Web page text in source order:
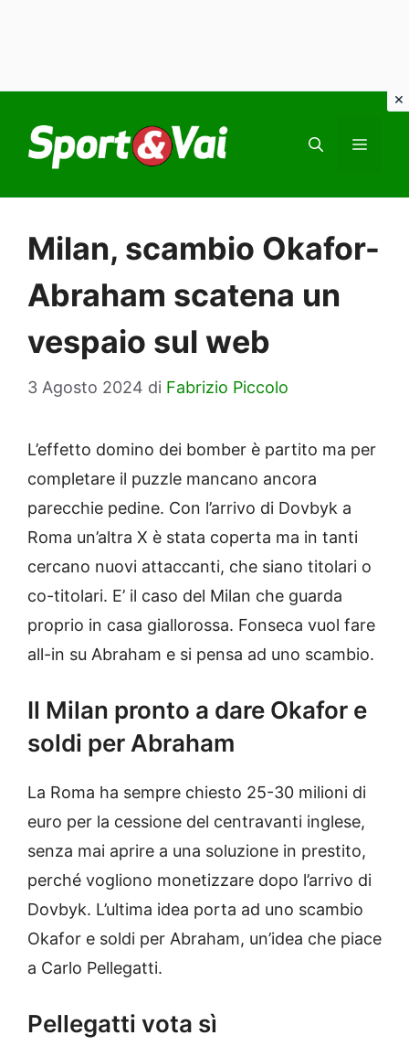
contenuto
Milan, scambio Okafor-
Abraham scatena un
vespaio sul web
3 Agosto 2024 di Fabrizio Piccolo
L’effetto domino dei bomber è partito ma per
completare il puzzle mancano ancora
parecchie pedine. Con l’arrivo di Dovbyk a
Roma un’altra X è stata coperta ma in tanti
cercano nuovi attaccanti, che siano titolari o
co-titolari. E’ il caso del Milan che guarda
proprio in casa giallorossa. Fonseca vuol fare
all-in su Abraham e si pensa ad uno scambio.
Il Milan pronto a dare Okafor e
soldi per Abraham
La Roma ha sempre chiesto 25-30 milioni di
euro per la cessione del centravanti inglese,
senza mai aprire a una soluzione in prestito,
perché vogliono monetizzare dopo l’arrivo di
Dovbyk. L’ultima idea porta ad uno scambio
Okafor e soldi per Abraham, un’idea che piace
a Carlo Pellegatti.
Pellegatti vota sì